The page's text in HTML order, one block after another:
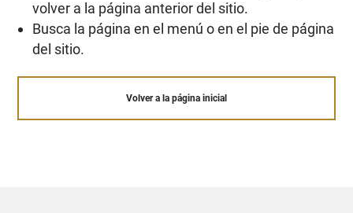
volver a la página anterior del sitio.
Busca la página en el menú o en el pie de página
del sitio.
Volver a la página inicial